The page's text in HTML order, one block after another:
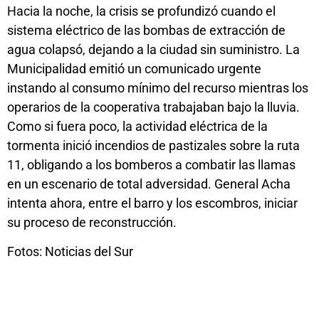
Hacia la noche, la crisis se profundizó cuando el
sistema eléctrico de las bombas de extracción de
agua colapsó, dejando a la ciudad sin suministro. La
Municipalidad emitió un comunicado urgente
instando al consumo mínimo del recurso mientras los
operarios de la cooperativa trabajaban bajo la lluvia.
Como si fuera poco, la actividad eléctrica de la
tormenta inició incendios de pastizales sobre la ruta
11, obligando a los bomberos a combatir las llamas
en un escenario de total adversidad. General Acha
intenta ahora, entre el barro y los escombros, iniciar
su proceso de reconstrucción.
Fotos: Noticias del Sur